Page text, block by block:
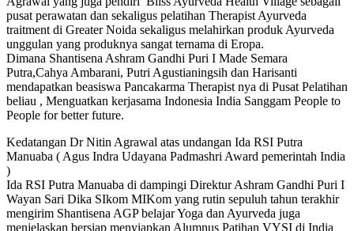
pusat perawatan dan sekaligus pelatihan Therapist Ayurveda
traitment di Greater Noida sekaligus melahirkan produk Ayurveda
unggulan yang produknya sangat ternama di Eropa.
Dimana Shantisena Ashram Gandhi Puri I Made Semara
Putra,Cahya Ambarani, Putri Agustianingsih dan Harisanti
mendapatkan beasiswa Pancakarma Therapist nya di Pusat Pelatihan
beliau , Menguatkan kerjasama Indonesia India Sanggam People to
People for better future.
Kedatangan Dr Nitin Agrawal atas undangan Ida RSI Putra
Manuaba ( Agus Indra Udayana Padmashri Award pemerintah India
)
Ida RSI Putra Manuaba di dampingi Direktur Ashram Gandhi Puri I
Wayan Sari Dika SIkom MIKom yang rutin sepuluh tahun terakhir
mengirim Shantisena AGP belajar Yoga dan Ayurveda juga
menjelaskan bersiap menyiapkan Alumnus Patihan VYSI di India